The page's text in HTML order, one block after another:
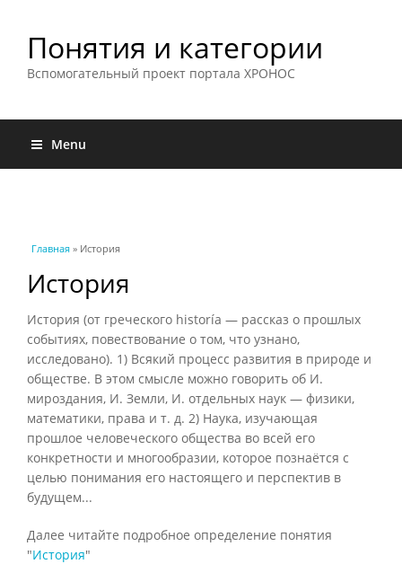
Понятия и категории
Вспомогательный проект портала ХРОНОС
Menu
Вы здесь
Главная » История
История
История (от греческого historía — рассказ о прошлых
событиях, повествование о том, что узнано,
исследовано). 1) Всякий процесс развития в природе и
обществе. В этом смысле можно говорить об И.
мироздания, И. Земли, И. отдельных наук — физики,
математики, права и т. д. 2) Наука, изучающая
прошлое человеческого общества во всей его
конкретности и многообразии, которое познаётся с
целью понимания его настоящего и перспектив в
будущем...
Далее читайте подробное определение понятия
"История"